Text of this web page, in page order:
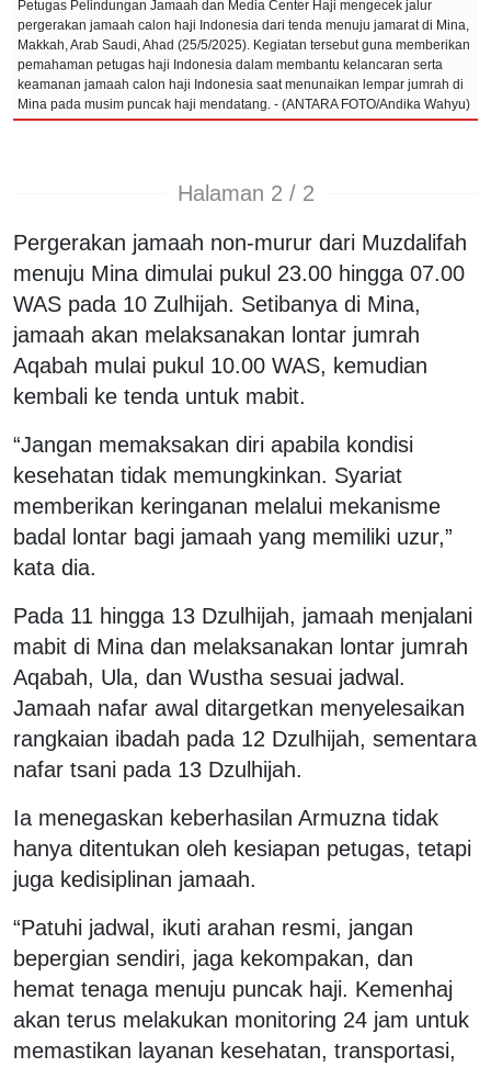
Petugas Pelindungan Jamaah dan Media Center Haji mengecek jalur
pergerakan jamaah calon haji Indonesia dari tenda menuju jamarat di Mina,
Makkah, Arab Saudi, Ahad (25/5/2025). Kegiatan tersebut guna memberikan
pemahaman petugas haji Indonesia dalam membantu kelancaran serta
keamanan jamaah calon haji Indonesia saat menunaikan lempar jumrah di
Mina pada musim puncak haji mendatang. - (ANTARA FOTO/Andika Wahyu)
Halaman 2 / 2
Pergerakan jamaah non-murur dari Muzdalifah
menuju Mina dimulai pukul 23.00 hingga 07.00
WAS pada 10 Zulhijah. Setibanya di Mina,
jamaah akan melaksanakan lontar jumrah
Aqabah mulai pukul 10.00 WAS, kemudian
kembali ke tenda untuk mabit.
“Jangan memaksakan diri apabila kondisi
kesehatan tidak memungkinkan. Syariat
memberikan keringanan melalui mekanisme
badal lontar bagi jamaah yang memiliki uzur,”
kata dia.
Pada 11 hingga 13 Dzulhijah, jamaah menjalani
mabit di Mina dan melaksanakan lontar jumrah
Aqabah, Ula, dan Wustha sesuai jadwal.
Jamaah nafar awal ditargetkan menyelesaikan
rangkaian ibadah pada 12 Dzulhijah, sementara
nafar tsani pada 13 Dzulhijah.
Ia menegaskan keberhasilan Armuzna tidak
hanya ditentukan oleh kesiapan petugas, tetapi
juga kedisiplinan jamaah.
“Patuhi jadwal, ikuti arahan resmi, jangan
bepergian sendiri, jaga kekompakan, dan
hemat tenaga menuju puncak haji. Kemenhaj
akan terus melakukan monitoring 24 jam untuk
memastikan layanan kesehatan, transportasi,